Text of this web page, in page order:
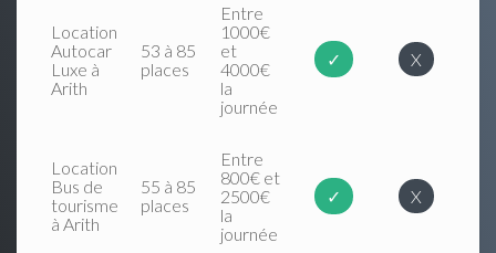
Location
Autocar
Luxe à
Arith
53 à 85
places
Entre
1000€
et
4000€
la
journée
✓ X
Location
Bus de
tourisme
à Arith
55 à 85
places
Entre
800€ et
2500€
la
journée
✓ X